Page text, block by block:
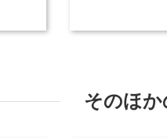
そのほか